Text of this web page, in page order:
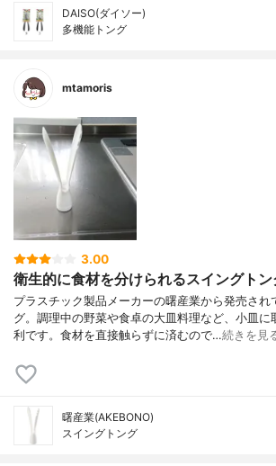
DAISO(ダイソー)
多機能トング
mtamoris
3.00
衛生的に食材を分けられるスイングトン
プラスチック製品メーカーの曙産業から発売され
グ。調理中の野菜や食卓の大皿料理など、小皿に
利です。食材を直接触らずに済むので…続きを見
曙産業(AKEBONO)
スイングトング